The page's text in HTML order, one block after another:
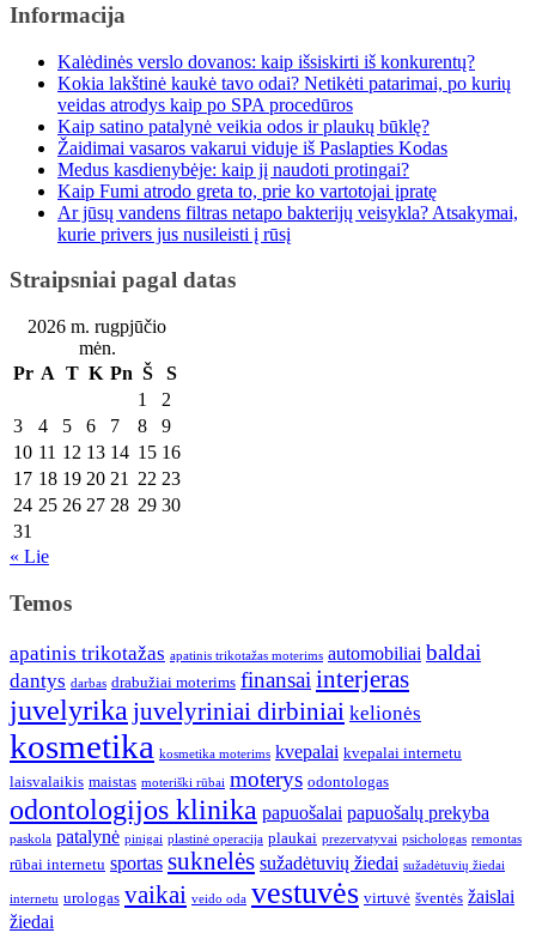
Informacija
Kalėdinės verslo dovanos: kaip išsiskirti iš konkurentų?
Kokia lakštinė kaukė tavo odai? Netikėti patarimai, po kurių
veidas atrodys kaip po SPA procedūros
Kaip satino patalynė veikia odos ir plaukų būklę?
Žaidimai vasaros vakarui viduje iš Paslapties Kodas
Medus kasdienybėje: kaip jį naudoti protingai?
Kaip Fumi atrodo greta to, prie ko vartotojai įpratę
Ar jūsų vandens filtras netapo bakterijų veisykla? Atsakymai,
kurie privers jus nusileisti į rūsį
Straipsniai pagal datas
2026 m. rugpjūčio
mėn.
Pr A T K Pn Š
S
1
2
3
4 5 6 7 8
9
10 11 12 13 14 15 16
17 18 19 20 21 22 23
24 25 26 27 28 29 30
31
« Lie
Temos
apatinis trikotažas apatinis trikotažas moterims automobiliai baldai
dantys darbas drabužiai moterims finansai interjeras
juvelyrika juvelyriniai dirbiniai kelionės
kosmetika kosmetika moterims kvepalai kvepalai internetu
laisvalaikis maistas moteriški rūbai moterys odontologas
odontologijos klinika papuošalai papuošalų prekyba
paskola patalynė pinigai plastinė operacija plaukai prezervatyvai psichologas remontas
rūbai internetu sportas suknelės sužadėtuvių žiedai sužadėtuvių žiedai
internetu urologas vaikai veido oda vestuvės virtuvė šventės žaislai
žiedai